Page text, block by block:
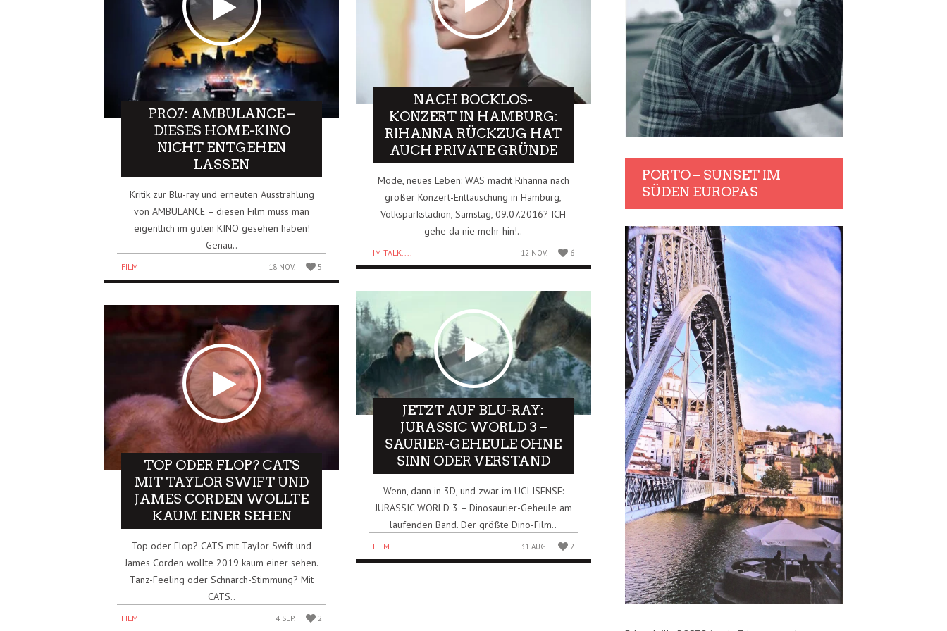
PRO7: AMBULANCE –
DIESES HOME-KINO
NICHT ENTGEHEN
LASSEN
Kritik zur Blu-ray und erneuten Ausstrahlung
von AMBULANCE – diesen Film muss man
eigentlich im guten KINO gesehen haben!
Genau..
FILM 18 NOV. 5
TOP ODER FLOP? CATS
MIT TAYLOR SWIFT UND
JAMES CORDEN WOLLTE
KAUM EINER SEHEN
Top oder Flop? CATS mit Taylor Swift und
James Corden wollte 2019 kaum einer sehen.
Tanz-Feeling oder Schnarch-Stimmung? Mit
CATS..
FILM 4 SEP. 2
NACH BOCKLOS-
KONZERT IN HAMBURG:
RIHANNA RÜCKZUG HAT
AUCH PRIVATE GRÜNDE
Mode, neues Leben: WAS macht Rihanna nach
großer Konzert-Enttäuschung in Hamburg,
Volksparkstadion, Samstag, 09.07.2016? ICH
gehe da nie mehr hin!..
IM TALK.... 12 NOV. 6
JETZT AUF BLU-RAY:
JURASSIC WORLD 3 –
SAURIER-GEHEULE OHNE
SINN ODER VERSTAND
Wenn, dann in 3D, und zwar im UCI ISENSE:
JURASSIC WORLD 3 – Dinosaurier-Geheule am
laufenden Band. Der größte Dino-Film..
FILM 31 AUG. 2
PORTO – SUNSET IM
SÜDEN EUROPAS